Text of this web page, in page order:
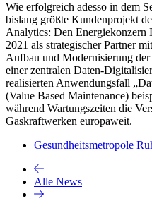
Wie erfolgreich adesso in dem
bislang größte Kundenprojekt
Analytics: Den Energiekonzern
2021 als strategischer Partner
Aufbau und Modernisierung
einer zentralen Daten-
realisierten Anwendungsfall
(Value Based Maintenance)
während Wartungszeiten die
Gaskraftwerken europaweit.
Gesundheitsmetropole
Alle News